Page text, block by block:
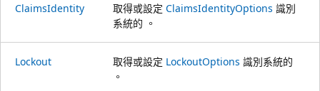
ClaimsIdentity 取得或設定 ClaimsIdentityOptions 識別
系統的 。
Lockout 取得或設定 LockoutOptions 識別系統的
。